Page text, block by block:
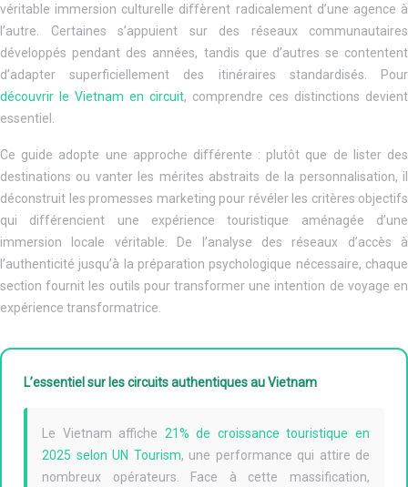
véritable immersion culturelle diffèrent radicalement d’une agence à
l’autre. Certaines s’appuient sur des réseaux communautaires
développés pendant des années, tandis que d’autres se contentent
d’adapter superficiellement des itinéraires standardisés. Pour
découvrir le Vietnam en circuit, comprendre ces distinctions devient
essentiel.
Ce guide adopte une approche différente : plutôt que de lister des
destinations ou vanter les mérites abstraits de la personnalisation, il
déconstruit les promesses marketing pour révéler les critères objectifs
qui différencient une expérience touristique aménagée d’une
immersion locale véritable. De l’analyse des réseaux d’accès à
l’authenticité jusqu’à la préparation psychologique nécessaire, chaque
section fournit les outils pour transformer une intention de voyage en
expérience transformatrice.
L’essentiel sur les circuits authentiques au Vietnam
Le Vietnam affiche 21% de croissance touristique en
2025 selon UN Tourism, une performance qui attire de
nombreux opérateurs. Face à cette massification,